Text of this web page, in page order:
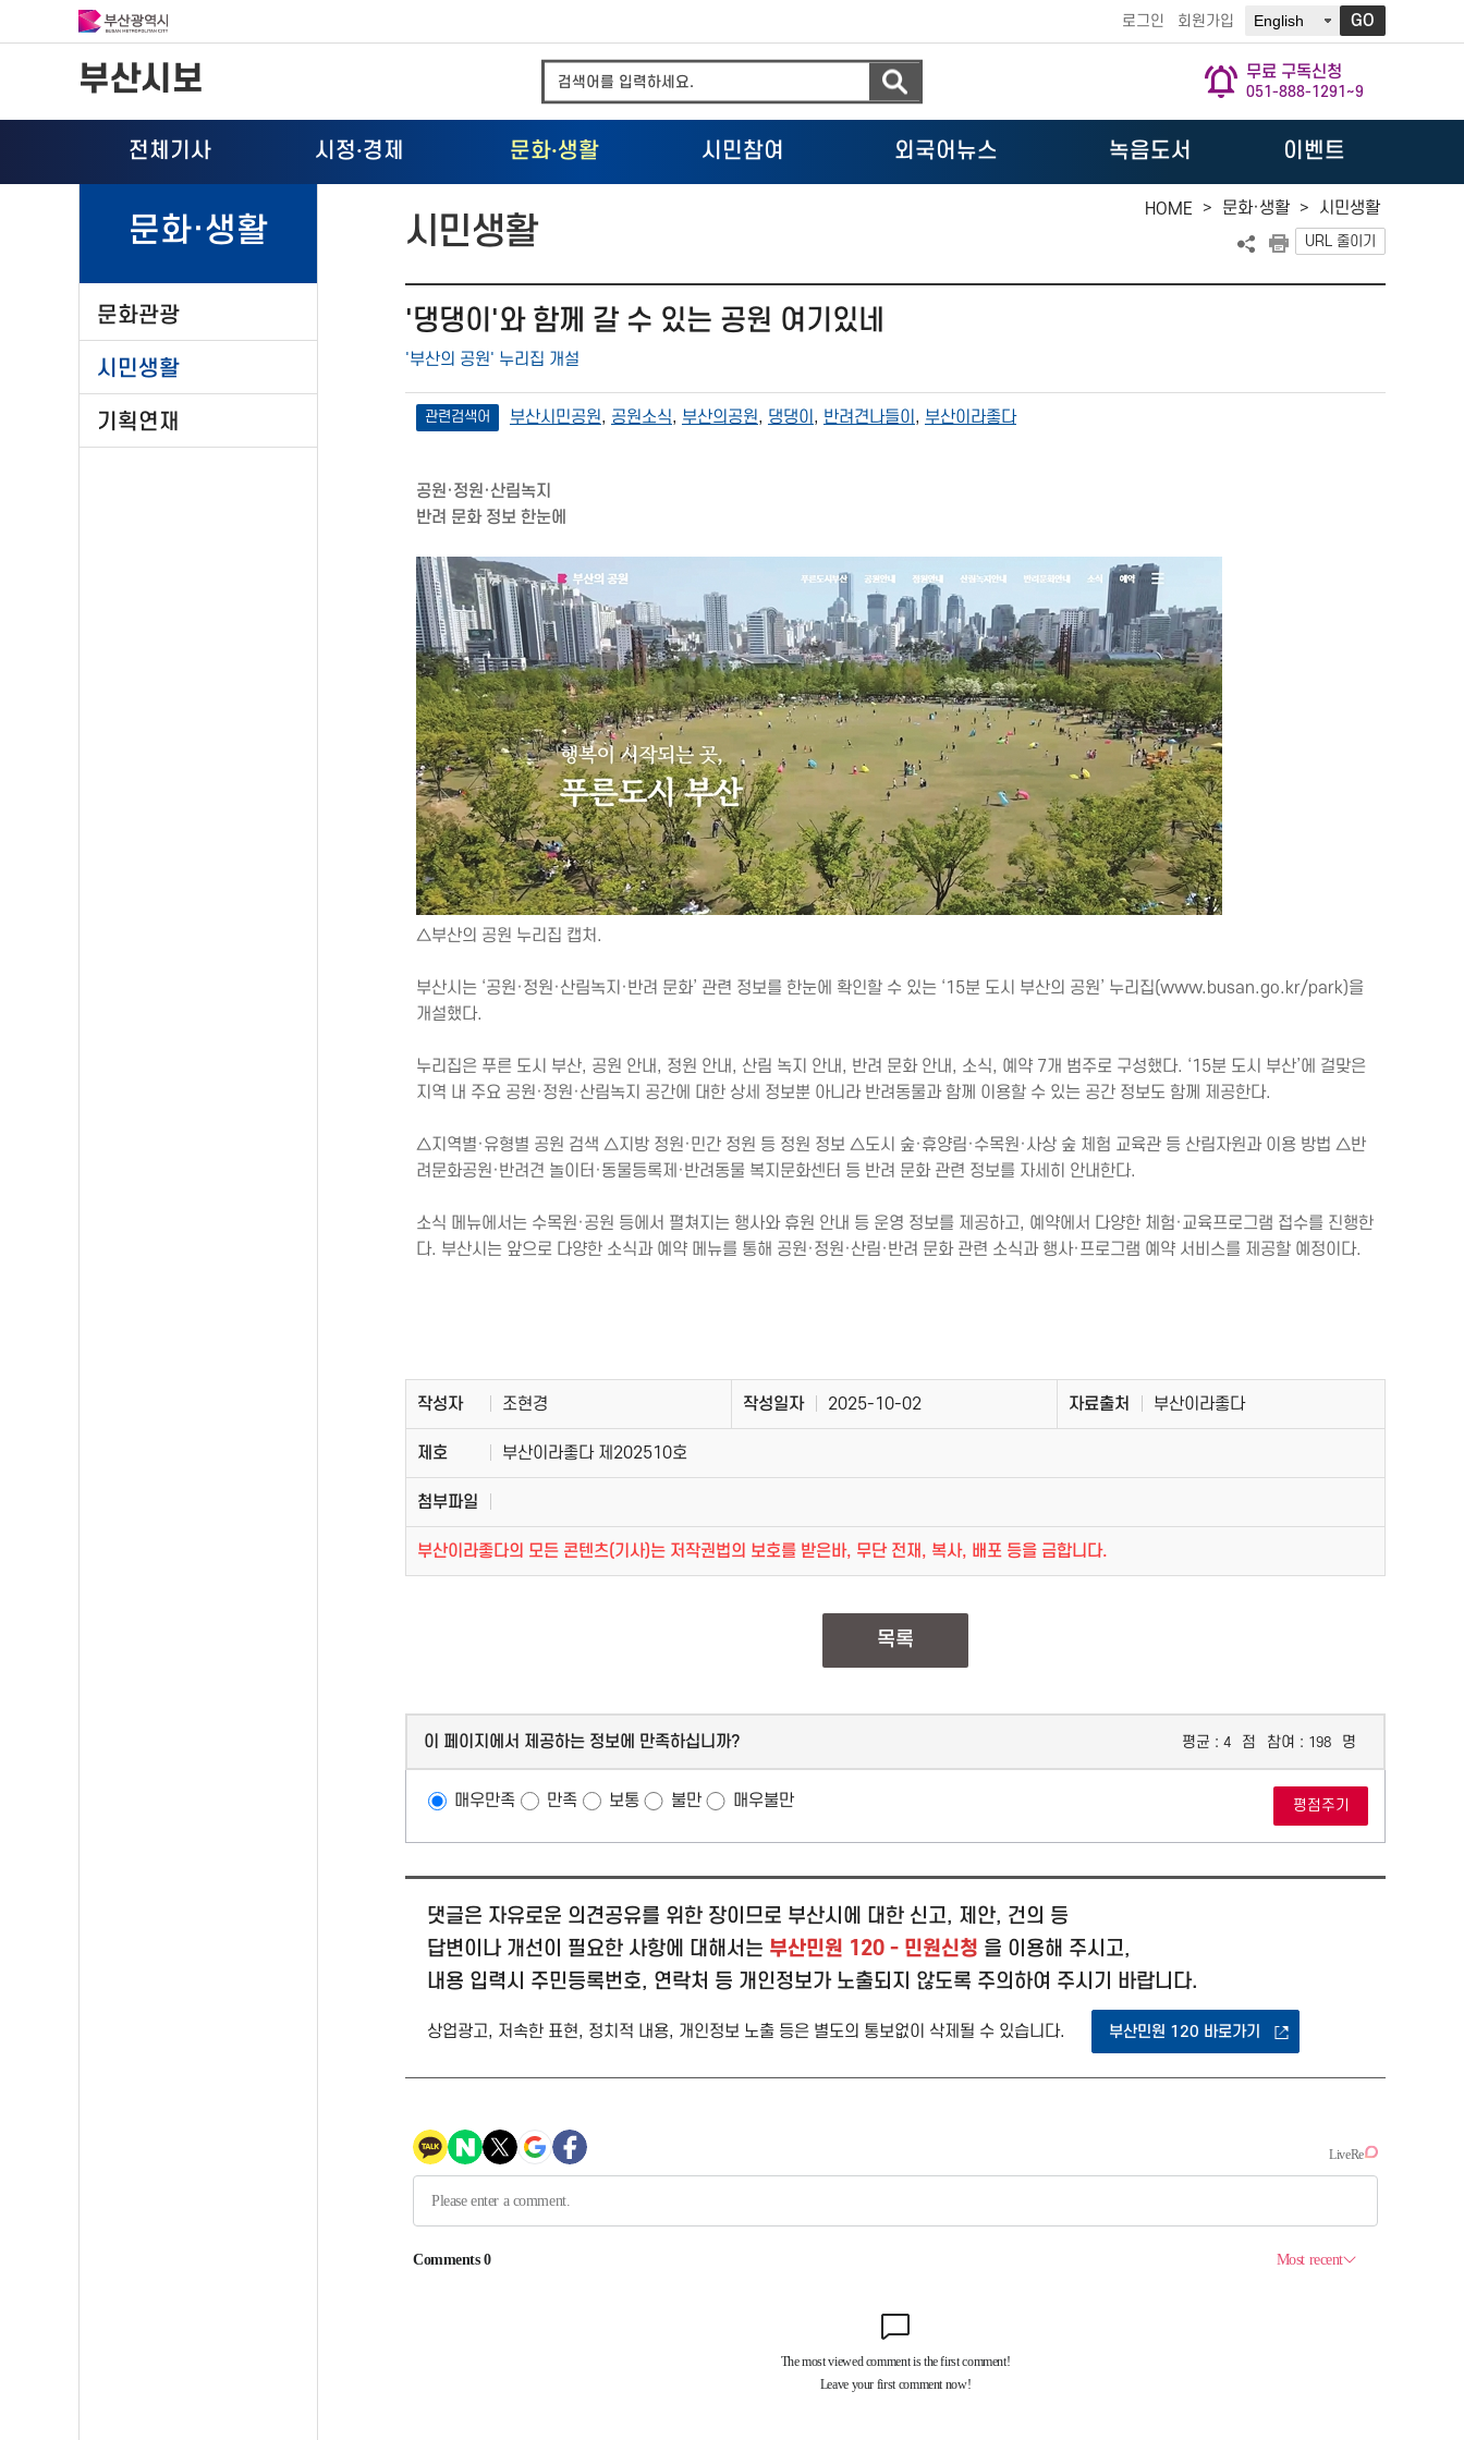
로그인 회원가입 GO
부산시보 무료 구독신청
051-888-1291~9
전체기사 시정·경제 문화·생활 시민참여 외국어뉴스 녹음도서 이벤트
문화·생활
문화관광
시민생활
기획연재
HOME > 문화·생활 > 시민생활
URL 줄이기
시민생활
'댕댕이'와 함께 갈 수 있는 공원 여기있네
'부산의 공원' 누리집 개설
관련검색어 부산시민공원, 공원소식, 부산의공원, 댕댕이 , 반려견나들이 , 부산이라좋다
공원·정원·산림녹지
반려 문화 정보 한눈에
△부산의 공원 누리집 캡처.
부산시는 ‘공원·정원·산림녹지·반려 문화’ 관련 정보를 한눈에 확인할 수 있는 ‘15분 도시 부산의 공원’ 누리집(www.busan.go.kr/park)을
개설했다.
누리집은 푸른 도시 부산, 공원 안내, 정원 안내, 산림 녹지 안내, 반려 문화 안내, 소식, 예약 7개 범주로 구성했다. ‘15분 도시 부산’에 걸맞은
지역 내 주요 공원·정원·산림녹지 공간에 대한 상세 정보뿐 아니라 반려동물과 함께 이용할 수 있는 공간 정보도 함께 제공한다.
△지역별·유형별 공원 검색 △지방 정원·민간 정원 등 정원 정보 △도시 숲·휴양림·수목원·사상 숲 체험 교육관 등 산림자원과 이용 방법 △반
려문화공원·반려견 놀이터·동물등록제·반려동물 복지문화센터 등 반려 문화 관련 정보를 자세히 안내한다.
소식 메뉴에서는 수목원·공원 등에서 펼쳐지는 행사와 휴원 안내 등 운영 정보를 제공하고, 예약에서 다양한 체험·교육프로그램 접수를 진행한
다. 부산시는 앞으로 다양한 소식과 예약 메뉴를 통해 공원·정원·산림·반려 문화 관련 소식과 행사·프로그램 예약 서비스를 제공할 예정이다.
작성자 조현경 작성일자 2025-10-02 자료출처 부산이라좋다
제호 부산이라좋다 제202510호
첨부파일
부산이라좋다의 모든 콘텐츠(기사)는 저작권법의 보호를 받은바, 무단 전재, 복사, 배포 등을 금합니다.
목록
이 페이지에서 제공하는 정보에 만족하십니까? 평균 : 4 점 참여 : 198 명
매우만족 만족 보통 불만 매우불만
댓글은 자유로운 의견공유를 위한 장이므로 부산시에 대한 신고, 제안, 건의 등
답변이나 개선이 필요한 사항에 대해서는 부산민원 120 - 민원신청 을 이용해 주시고,
내용 입력시 주민등록번호, 연락처 등 개인정보가 노출되지 않도록 주의하여 주시기 바랍니다.
상업광고, 저속한 표현, 정치적 내용, 개인정보 노출 등은 별도의 통보없이 삭제될 수 있습니다. 부산민원 120 바로가기